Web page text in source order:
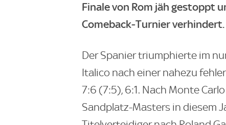
Finale von Rom jäh gestoppt
Comeback-Turnier verhindert.
Der Spanier triumphierte im
Italico nach einer nahezu
7:6 (7:5), 6:1. Nach Monte
Sandplatz-Masters in diesem